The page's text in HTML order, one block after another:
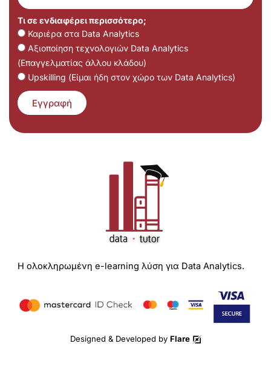
Τι σε ενδιαφέρει περισσότερο;
Καριέρα στα Data Analytics
Αξιοποίηση τεχνολογιών Data Analytics
(Επαγγελματίας άλλου κλάδου)
Upskilling (Είμαι ήδη στον χώρο των Data Analytics)
Εγγραφή
Η ολοκληρωμένη e-learning λύση για Data Analytics.
Designed & Developed by Flare